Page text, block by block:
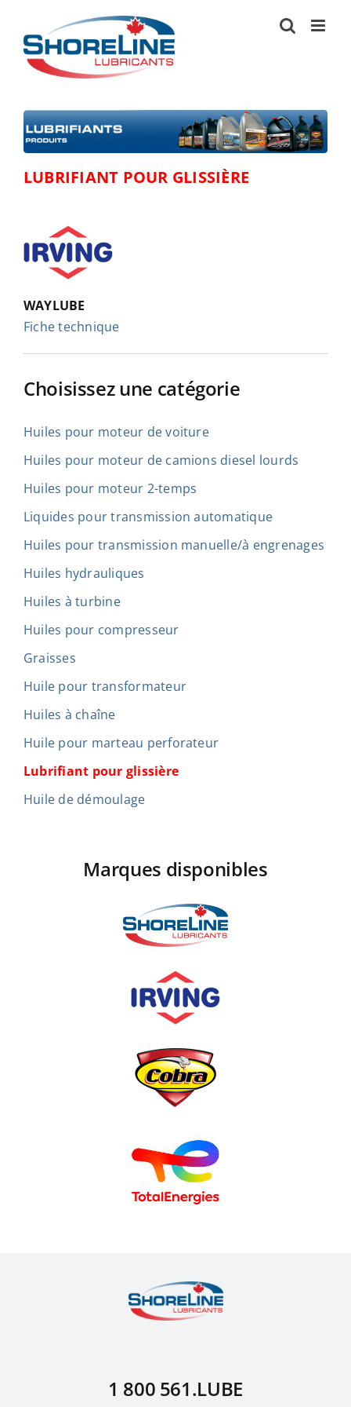
content
Choisissez une catégorie
Huiles pour moteur de voiture
Huiles pour moteur de camions diesel lourds
Huiles pour moteur 2-temps
Liquides pour transmission automatique
Huiles pour transmission manuelle/à engrenages
Huiles hydrauliques
Huiles à turbine
Huiles pour compresseur
Graisses
Huile pour transformateur
Huiles à chaîne
Huile pour marteau perforateur
Lubrifiant pour glissière
Huile de démoulage
LUBRIFIANT POUR GLISSIÈRE
WAYLUBE
Fiche technique
Marques disponibles
1 800 561.LUBE